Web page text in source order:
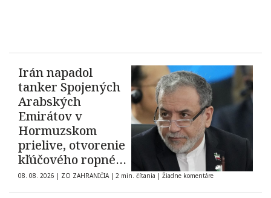
Irán napadol
tanker Spojených
Arabských
Emirátov v
Hormuzskom
prielive, otvorenie
kľúčového ropného
koridoru ostáva
neisté
08. 08. 2026 | ZO ZAHRANIČIA | 2 min. čítania | Žiadne komentáre